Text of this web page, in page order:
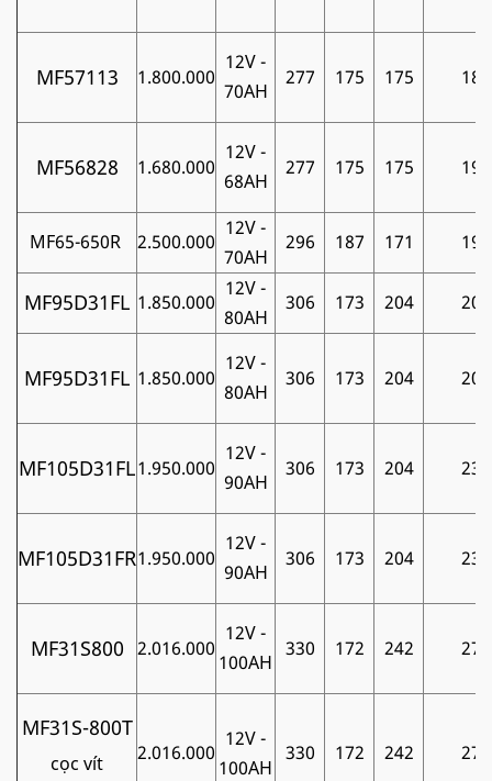
MF57113 1.800.000
12V -
70AH
277 175 175 18
MF56828 1.680.000
12V -
68AH
277 175 175 19
MF65-650R 2.500.000
12V -
70AH
296 187 171 19
MF95D31FL 1.850.000
12V -
80AH
306 173 204 20
MF95D31FL 1.850.000
12V -
80AH
306 173 204 20
MF105D31FL1.950.000
12V -
90AH
306 173 204 23
MF105D31FR1.950.000
12V -
90AH
306 173 204 23
MF31S800 2.016.000
12V -
100AH
330 172 242 27
MF31S-800T
cọc vít 2.016.000
12V -
100AH
330 172 242 27